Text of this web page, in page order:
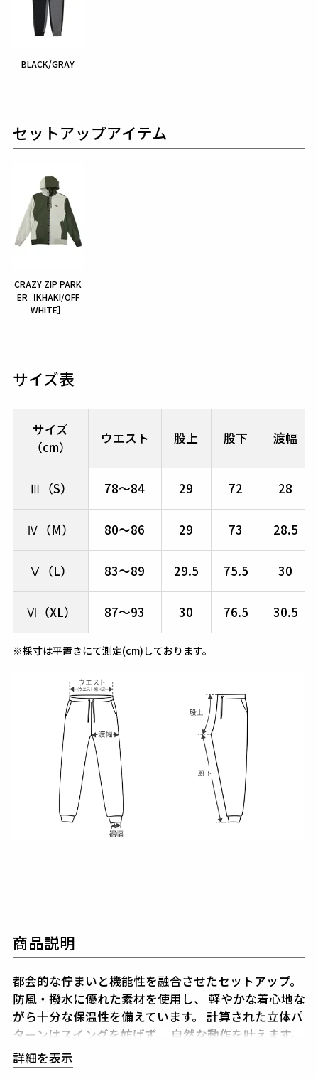
BLACK/GRAY
セットアップアイテム
CRAZY ZIP PARK
ER［KHAKI/OFF
WHITE］
サイズ表
サイズ
（cm）
ウエスト 股上 股下 渡幅
Ⅲ（S） 78～84 29 72 28
Ⅳ（M） 80～86 29 73 28.5
Ⅴ（L） 83～89 29.5 75.5 30
Ⅵ（XL） 87～93 30 76.5 30.5
※採寸は平置きにて測定(cm)しております。
商品説明
都会的な佇まいと機能性を融合させたセットアップ。
防風・撥水に優れた素材を使用し、 軽やかな着心地な
がら十分な保温性を備えています。 計算された立体パ
ターンはスイングを妨げず、 自然な動作を叶えます。
同系色の切替によるクレイジーパターンは、
品良く表現。
詳細を表示